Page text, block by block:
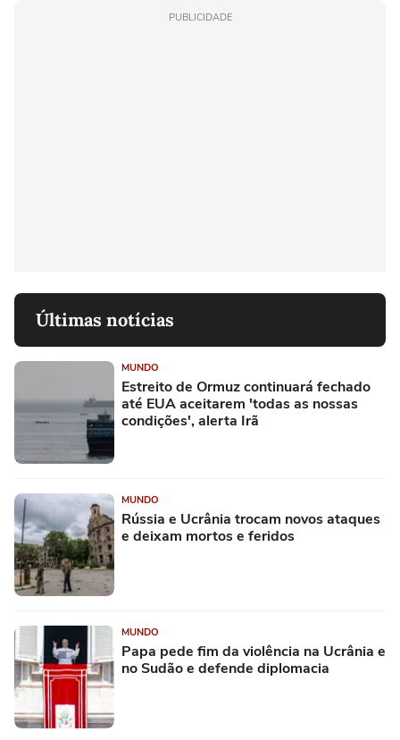
PUBLICIDADE
Últimas notícias
MUNDO
Estreito de Ormuz continuará fechado
até EUA aceitarem 'todas as nossas
condições', alerta Irã
MUNDO
Rússia e Ucrânia trocam novos ataques
e deixam mortos e feridos
MUNDO
Papa pede fim da violência na Ucrânia e
no Sudão e defende diplomacia